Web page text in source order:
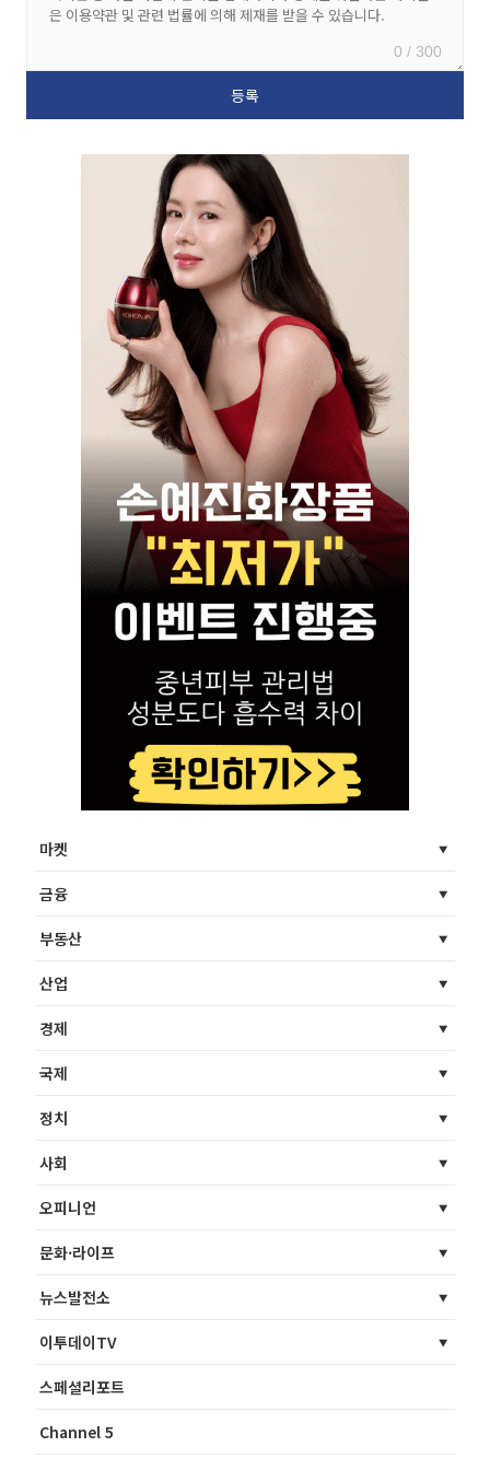
0 / 300
마켓
금융
부동산
산업
경제
국제
정치
사회
오피니언
문화·라이프
뉴스발전소
이투데이TV
스페셜리포트
Channel 5